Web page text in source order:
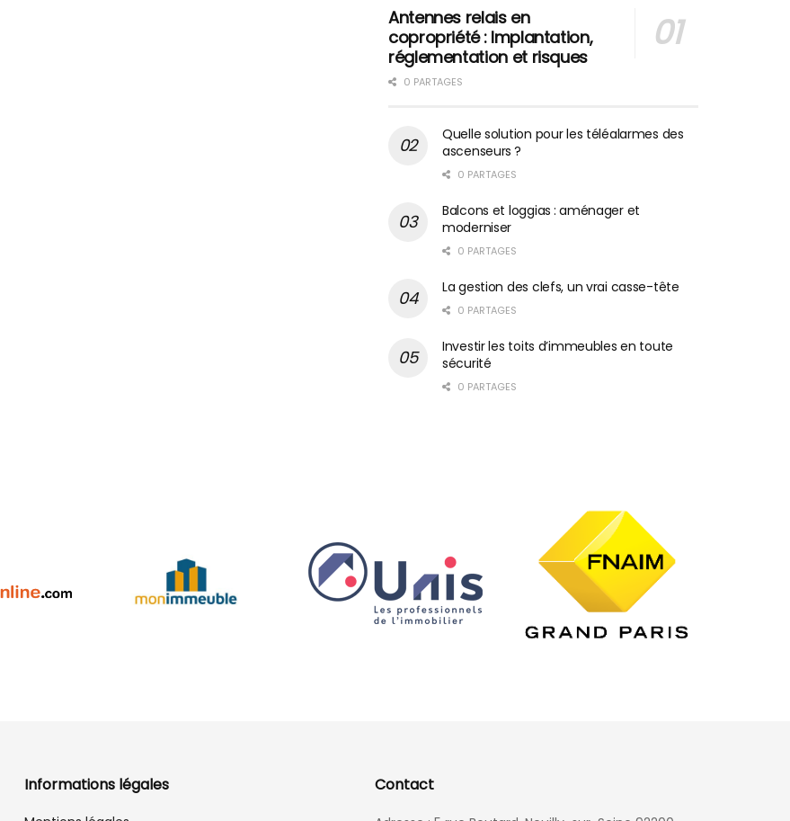
Antennes relais en
copropriété : Implantation,
réglementation et risques
0 PARTAGES
Quelle solution pour les téléalarmes des
ascenseurs ?
0 PARTAGES
Balcons et loggias : aménager et
moderniser
0 PARTAGES
La gestion des clefs, un vrai casse-tête
0 PARTAGES
Investir les toits d’immeubles en toute
sécurité
0 PARTAGES
Informations légales Contact